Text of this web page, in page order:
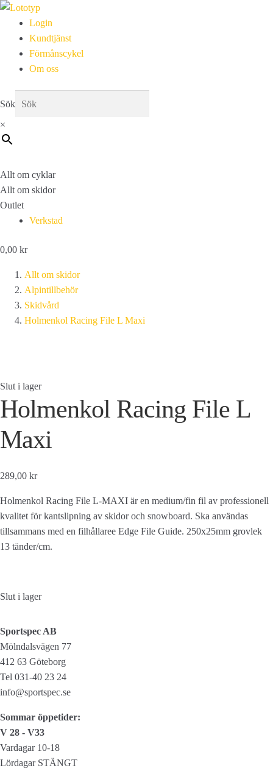
Login
Kundtjänst
Förmånscykel
Om oss
Sök
×
Allt om cyklar
Allt om skidor
Outlet
Verkstad
0,00 kr
Allt om skidor
Alpintillbehör
Skidvård
Holmenkol Racing File L Maxi
Slut i lager
Holmenkol Racing File L
Maxi
289,00 kr
Holmenkol Racing File L-MAXI är en medium/fin fil av professionell
kvalitet för kantslipning av skidor och snowboard. Ska användas
tillsammans med en filhållaree Edge File Guide. 250x25mm grovlek
13 tänder/cm.
Slut i lager
Sportspec AB
Mölndalsvägen 77
412 63 Göteborg
Tel 031-40 23 24
info@sportspec.se
Sommar öppetider:
V 28 - V33
Vardagar 10-18
Lördagar STÄNGT